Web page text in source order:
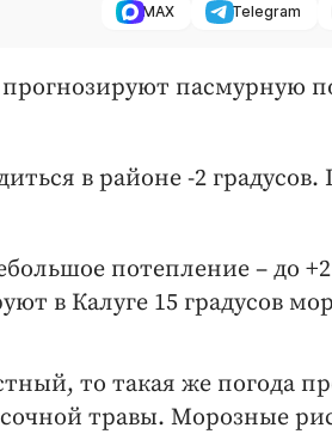
MAX Telegram
прогнозируют пасмурную
в районе -2
потепление – до +2
в Калуге 15 градусов
то такая же погода
травы. Морозные